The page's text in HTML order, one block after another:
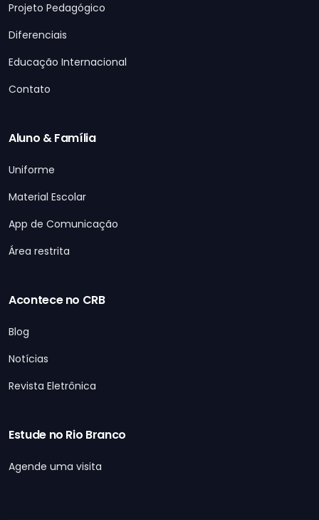
Projeto Pedagógico
Diferenciais
Educação Internacional
Contato
Aluno & Família
Uniforme
Material Escolar
App de Comunicação
Área restrita
Acontece no CRB
Blog
Notícias
Revista Eletrônica
Estude no Rio Branco
Agende uma visita